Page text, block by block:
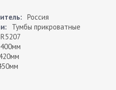
Россия
Тумбы прикроватные
R5207
400мм